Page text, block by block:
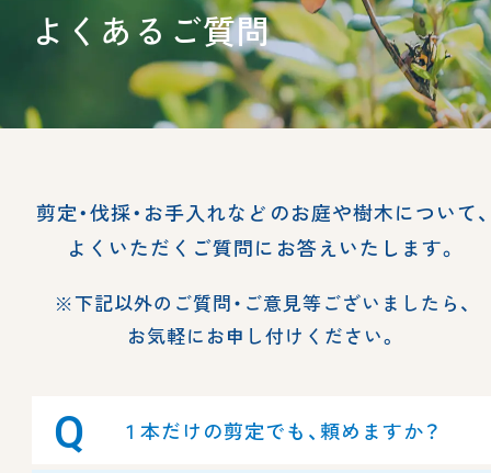
よくあるご質問
剪定・伐採・お手入れなどのお庭や樹木について、
よくいただくご質問にお答えいたします。
※下記以外のご質問・ご意見等ございましたら、
お気軽にお申し付けください。
Q １本だけの剪定でも、頼めますか？